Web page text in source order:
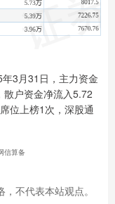
3月31日，主力资金
户资金净流入5.72
位上榜1次，深股通
信算备
不代表本站观点。